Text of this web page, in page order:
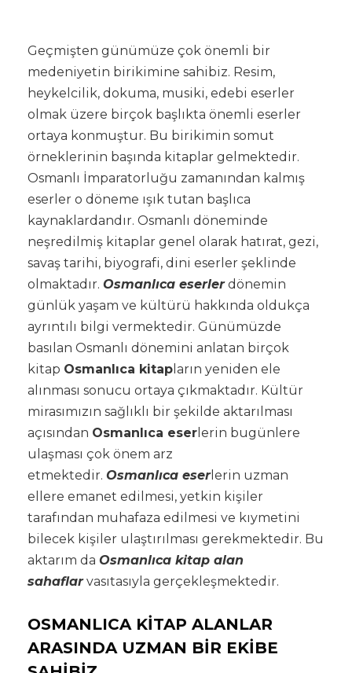
Geçmişten günümüze çok önemli bir
medeniyetin birikimine sahibiz. Resim,
heykelcilik, dokuma, musiki, edebi eserler
olmak üzere birçok başlıkta önemli eserler
ortaya konmuştur. Bu birikimin somut
örneklerinin başında kitaplar gelmektedir.
Osmanlı İmparatorluğu zamanından kalmış
eserler o döneme ışık tutan başlıca
kaynaklardandır. Osmanlı döneminde
neşredilmiş kitaplar genel olarak hatırat, gezi,
savaş tarihi, biyografi, dini eserler şeklinde
olmaktadır. Osmanlıca eserlerdönemin
günlük yaşam ve kültürü hakkında oldukça
ayrıntılı bilgi vermektedir. Günümüzde
basılan Osmanlı dönemini anlatan birçok
kitap Osmanlıca kitap ların yeniden ele
alınması sonucu ortaya çıkmaktadır. Kültür
mirasımızın sağlıklı bir şekilde aktarılması
açısından Osmanlıca eser lerin bugünlere
ulaşması çok önem arz
etmektedir. Osmanlıca eserlerin uzman
ellere emanet edilmesi, yetkin kişiler
tarafından muhafaza edilmesi ve kıymetini
bilecek kişiler ulaştırılması gerekmektedir. Bu
aktarım da Osmanlıca kitap alan
sahaflarvasıtasıyla gerçekleşmektedir.
OSMANLICA KİTAP ALANLAR
ARASINDA UZMAN BİR EKİBE